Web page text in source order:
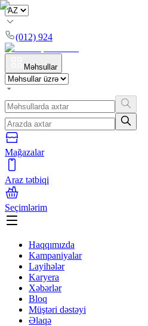
(012) 924
Məhsullar
Mağazalar
Araz tətbiqi
Seçimlərim
Haqqımızda
Kampaniyalar
Layihələr
Karyera
Xəbərlər
Bloq
Müştəri dəstəyi
Əlaqə